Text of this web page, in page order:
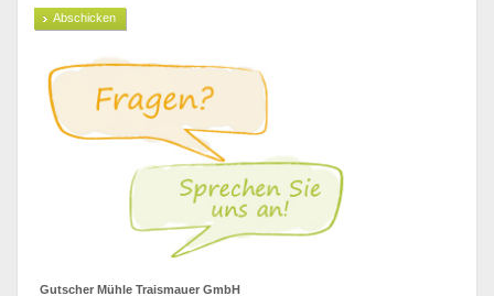
Abschicken
Gutscher Mühle Traismauer GmbH